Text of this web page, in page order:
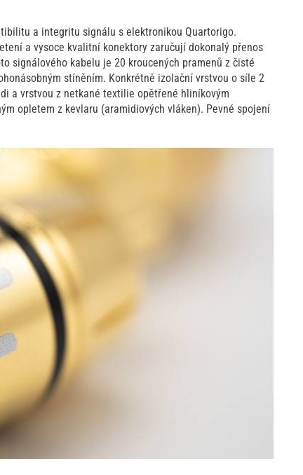
a integritu signálu s elektronikou Quartorigo.
a vysoce kvalitní konektory zaručují dokonalý přenos
signálového kabelu je 20 kroucených pramenů z čisté
stíněním. Konkrétně izolační vrstvou o síle 2
a vrstvou z netkané textilie opětřené hliníkovým
opletem z kevlaru (aramidiových vláken). Pevné spojení